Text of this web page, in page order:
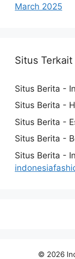
March 2025
Situs Terkait
Situs Berita -
Situs Berita -
Situs Berita -
Situs Berita -
Situs Berita -
© 2026